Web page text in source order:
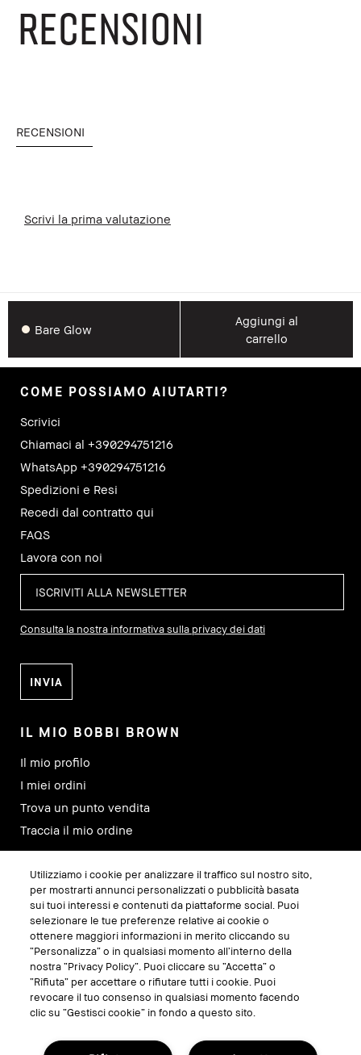
RECENSIONI
RECENSIONI
Scrivi la prima valutazione
Bare Glow
Aggiungi al
carrello
COME POSSIAMO AIUTARTI?
Scrivici
Chiamaci al +390294751216
WhatsApp +390294751216
Spedizioni e Resi
Recedi dal contratto qui
FAQS
Lavora con noi
Consulta la nostra informativa sulla privacy dei dati
IL MIO BOBBI BROWN
Il mio profilo
I miei ordini
Trova un punto vendita
Traccia il mio ordine
SEGUICI SU
Utilizziamo i cookie per analizzare il traffico sul nostro sito,
per mostrarti annunci personalizzati o pubblicità basata
sui tuoi interessi e contenuti da piattaforme social. Puoi
selezionare le tue preferenze relative ai cookie o
ottenere maggiori informazioni in merito cliccando su
“Personalizza” o in qualsiasi momento all’interno della
nostra “Privacy Policy”. Puoi cliccare su “Accetta” o
“Rifiuta” per accettare o rifiutare tutti i cookie. Puoi
revocare il tuo consenso in qualsiasi momento facendo
clic su “Gestisci cookie” in fondo a questo sito.